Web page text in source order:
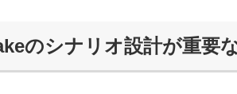
のシナリオ設計が重要